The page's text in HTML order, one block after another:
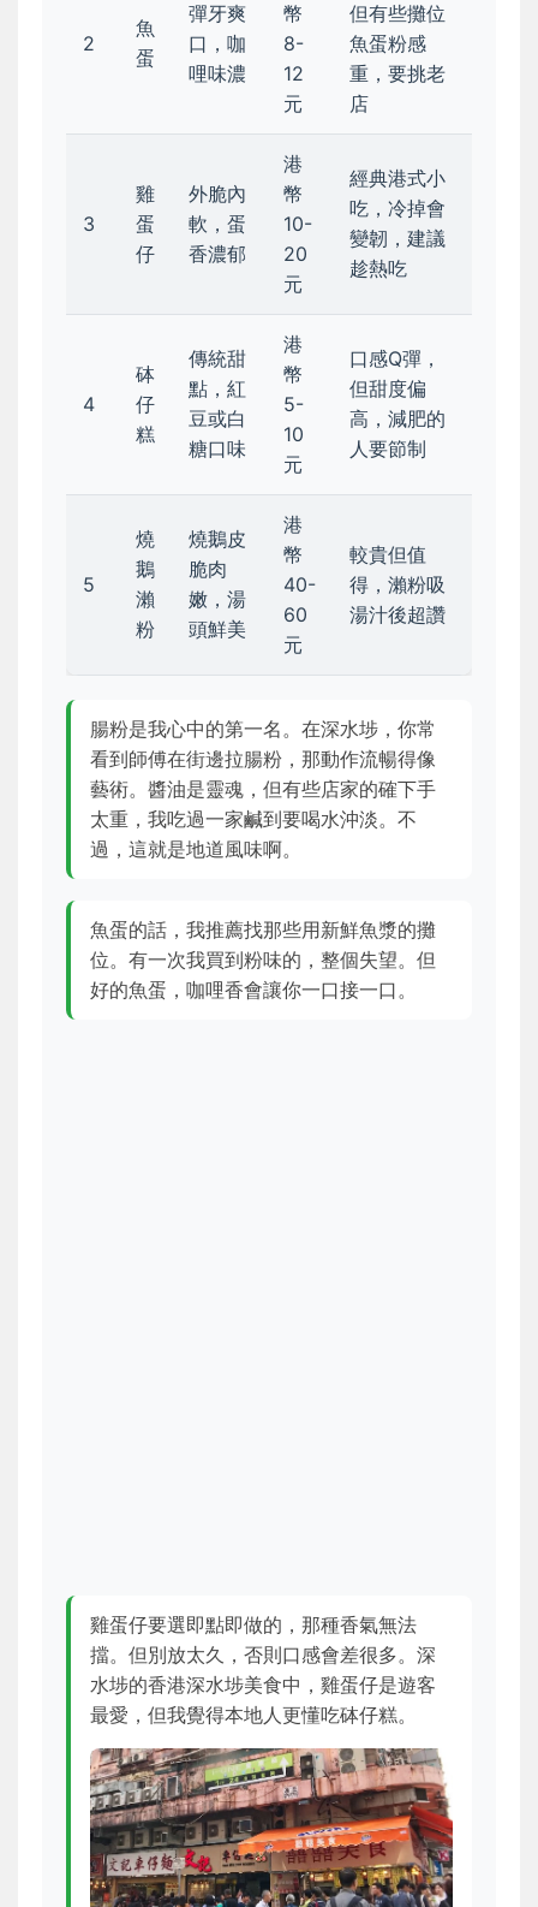
2
魚
蛋
彈牙爽
口，咖
哩味濃
幣
8-
12
元
但有些攤位
魚蛋粉感
重，要挑老
店
3
雞
蛋
仔
外脆內
軟，蛋
香濃郁
港
幣
10-
20
元
經典港式小
吃，冷掉會
變韌，建議
趁熱吃
4
砵
仔
糕
傳統甜
點，紅
豆或白
糖口味
港
幣
5-
10
元
口感Q彈，
但甜度偏
高，減肥的
人要節制
5
燒
鵝
瀨
粉
燒鵝皮
脆肉
嫩，湯
頭鮮美
港
幣
40-
60
元
較貴但值
得，瀨粉吸
湯汁後超讚
腸粉是我心中的第一名。在深水埗，你常
看到師傅在街邊拉腸粉，那動作流暢得像
藝術。醬油是靈魂，但有些店家的確下手
太重，我吃過一家鹹到要喝水沖淡。不
過，這就是地道風味啊。
魚蛋的話，我推薦找那些用新鮮魚漿的攤
位。有一次我買到粉味的，整個失望。但
好的魚蛋，咖哩香會讓你一口接一口。
雞蛋仔要選即點即做的，那種香氣無法
擋。但別放太久，否則口感會差很多。深
水埗的香港深水埗美食中，雞蛋仔是遊客
最愛，但我覺得本地人更懂吃砵仔糕。